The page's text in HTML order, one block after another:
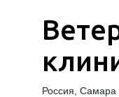
Россия, Самара